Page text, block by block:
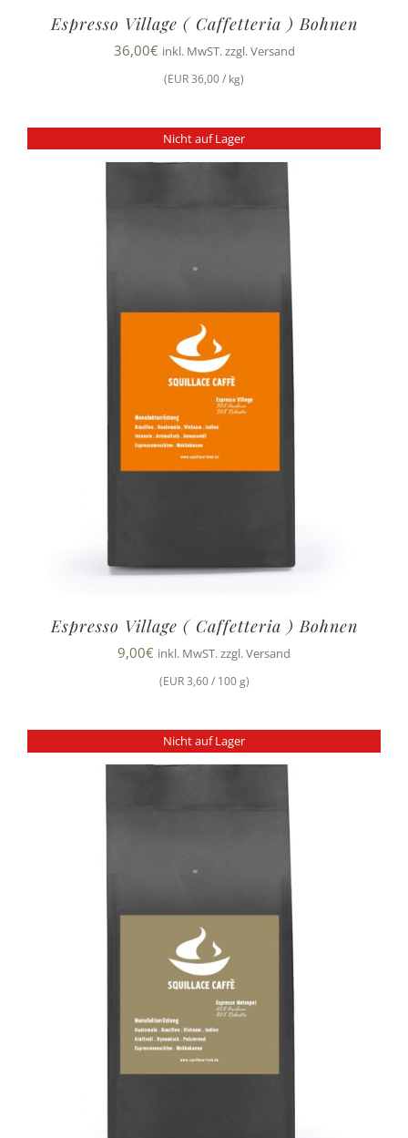
Espresso Village ( Caffetteria ) Bohnen
36,00€ inkl. MwST. zzgl. Versand
(EUR 36,00 / kg)
Nicht auf Lager
Espresso Village ( Caffetteria ) Bohnen
9,00€ inkl. MwST. zzgl. Versand
(EUR 3,60 / 100 g)
Nicht auf Lager